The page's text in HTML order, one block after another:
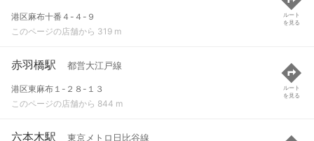
港区麻布十番４-４-９
このページの店舗から 319 m
ルート
を見る
赤羽橋駅 都営大江戸線
港区東麻布１-２８-１３
このページの店舗から 844 m
ルート
を見る
六本木駅 東京メトロ日比谷線